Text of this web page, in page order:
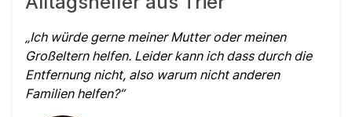
Ich würde gerne meiner Mutter oder meinen
Großeltern helfen. Leider kann ich dass durch die
Entfernung nicht, also warum nicht anderen
Familien helfen?